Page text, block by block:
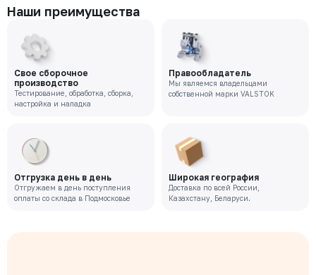
Наши преимущества
Свое сборочное
производство
Тестирование, обработка, сборка,
настройка и наладка
Правообладатель
Мы являемся владельцами
собственной марки VALSTOK
Отгрузка день в день
Отгружаем в день поступления
оплаты со склада в Подмосковье
Широкая география
Доставка по всей России,
Казахстану, Беларуси.